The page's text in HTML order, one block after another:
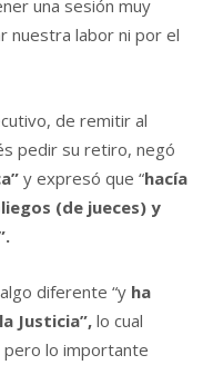
una sesión muy
nuestra labor ni por el
de remitir al
pedir su retiro, negó
y expresó que “hacía
(de jueces) y
diferente “y ha
Justicia”, lo cual
pero lo importante